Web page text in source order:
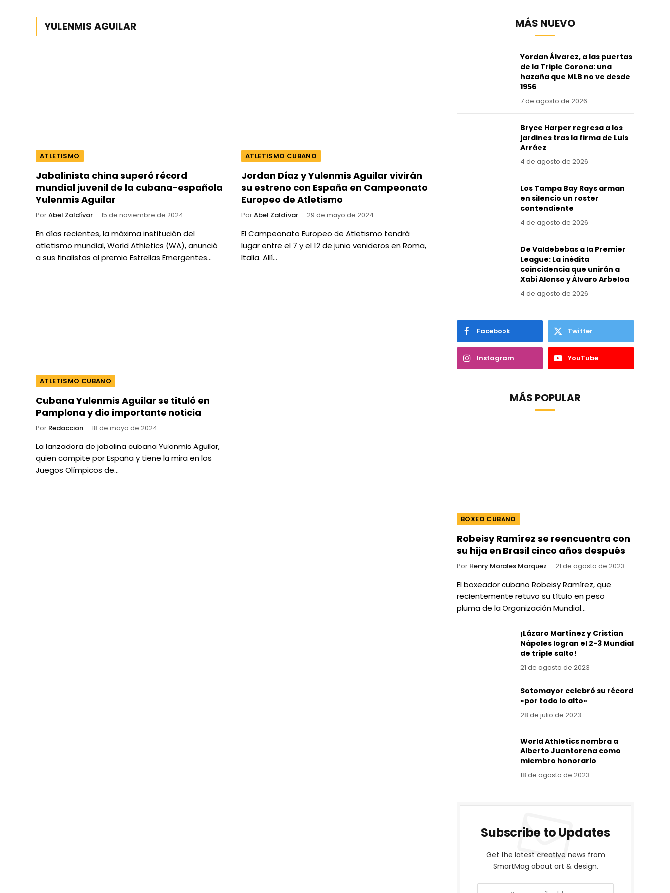
YULENMIS AGUILAR
ATLETISMO
Jabalinista china superó récord
mundial juvenil de la cubana-española
Yulenmis Aguilar
PorAbel Zaldívar 15 de noviembre de 2024
En días recientes, la máxima institución del
atletismo mundial, World Athletics (WA), anunció
a sus finalistas al premio Estrellas Emergentes…
ATLETISMO CUBANO
Jordan Díaz y Yulenmis Aguilar vivirán
su estreno con España en Campeonato
Europeo de Atletismo
PorAbel Zaldívar 29 de mayo de 2024
El Campeonato Europeo de Atletismo tendrá
lugar entre el 7 y el 12 de junio venideros en Roma,
Italia. Allí…
ATLETISMO CUBANO
Cubana Yulenmis Aguilar se tituló en
Pamplona y dio importante noticia
Por Redaccion 18 de mayo de 2024
La lanzadora de jabalina cubana Yulenmis Aguilar,
quien compite por España y tiene la mira en los
Juegos Olímpicos de…
MÁS NUEVO
Yordan Álvarez, a las puertas
de la Triple Corona: una
hazaña que MLB no ve desde
1956
7 de agosto de 2026
Bryce Harper regresa a los
jardines tras la firma de Luis
Arráez
4 de agosto de 2026
Los Tampa Bay Rays arman
en silencio un roster
contendiente
4 de agosto de 2026
De Valdebebas a la Premier
League: La inédita
coincidencia que unirán a
Xabi Alonso y Álvaro Arbeloa
4 de agosto de 2026
Facebook Twitter
Instagram YouTube
MÁS POPULAR
BOXEO CUBANO
Robeisy Ramírez se reencuentra con
su hija en Brasil cinco años después
Por Henry Morales Marquez 21 de agosto de 2023
El boxeador cubano Robeisy Ramírez, que
recientemente retuvo su título en peso
pluma de la Organización Mundial…
¡Lázaro Martínez y Cristian
Nápoles logran el 2-3 Mundial
de triple salto!
21 de agosto de 2023
Sotomayor celebró su récord
«por todo lo alto»
28 de julio de 2023
World Athletics nombra a
Alberto Juantorena como
miembro honorario
18 de agosto de 2023
Subscribe to Updates
Get the latest creative news from
SmartMag about art & design.